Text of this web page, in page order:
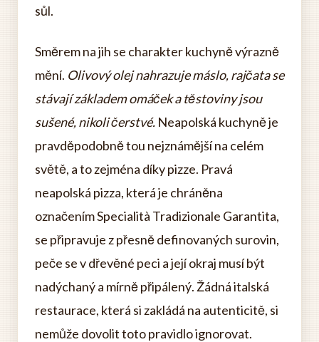
sůl.
Směrem na jih se charakter kuchyně výrazně
mění. Olivový olej nahrazuje máslo, rajčata se
stávají základem omáček a těstoviny jsou
sušené, nikoli čerstvé. Neapolská kuchyně je
pravděpodobně tou nejznámější na celém
světě, a to zejména díky pizze. Pravá
neapolská pizza, která je chráněna
označením Specialità Tradizionale Garantita,
se připravuje z přesně definovaných surovin,
peče se v dřevěné peci a její okraj musí být
nadýchaný a mírně připálený. Žádná italská
restaurace, která si zakládá na autenticitě, si
nemůže dovolit toto pravidlo ignorovat.